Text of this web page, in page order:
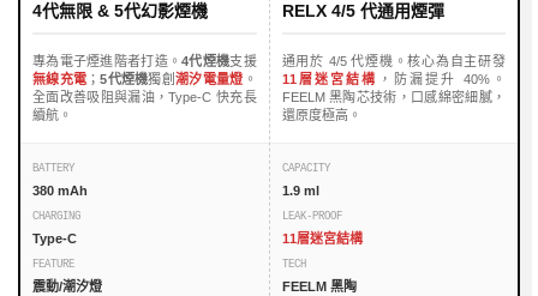
4代無限 & 5代幻影煙機
專為電子煙進階者打造。4代煙機支援
無線充電 ；5代煙機獨創潮汐電量燈 。
全面改善吸阻與漏油，Type-C 快充長
續航。
BATTERY
380 mAh
CHARGING
Type-C
FEATURE
震動/潮汐燈
RELX 4/5 代通用煙彈
通用於 4/5 代煙機。核心為自主研發
11層迷宮結構 ，防漏提升 40%。
FEELM 黑陶芯技術，口感綿密細膩，
還原度極高。
CAPACITY
1.9 ml
LEAK-PROOF
11層迷宮結構
TECH
FEELM 黑陶